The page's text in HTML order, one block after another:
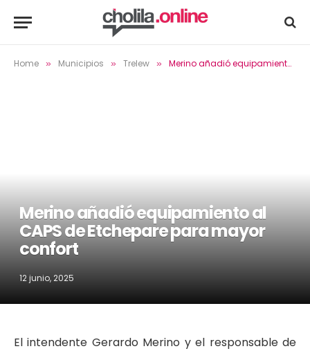
Home » Municipios » Trelew » Merino añadió equipamiento al CAPS de Etchepare para mayor confort
Merino añadió equipamiento al
CAPS de Etchepare para mayor
confort
12 junio, 2025
El intendente Gerardo Merino y el responsable de